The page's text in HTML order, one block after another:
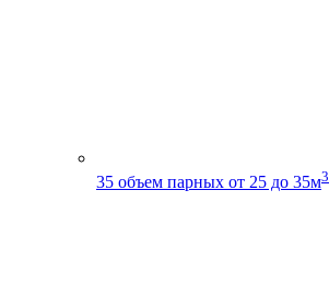
35 объем парных от 25 до 35м3